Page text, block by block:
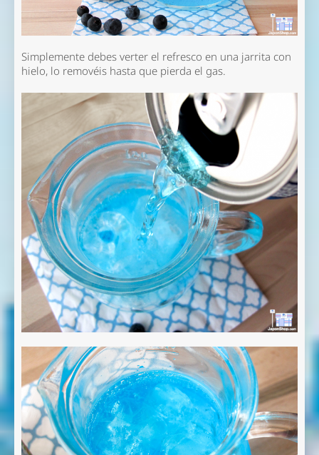
Simplemente debes verter el refresco en una jarrita con
hielo, lo removéis hasta que pierda el gas.